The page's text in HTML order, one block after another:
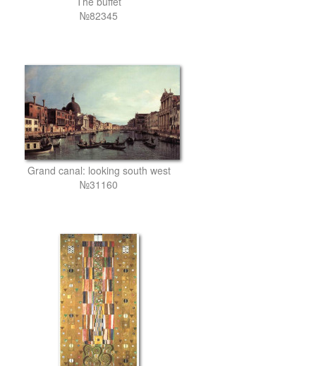
№82345
Grand canal: looking south west
№31160